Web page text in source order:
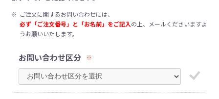
※ ご注文に関するお問い合わせには、
必ず「ご注文番号」と「お名前」をご記入の上、メールくださいますよ
うお願いいたします。
お問い合わせ区分 ※